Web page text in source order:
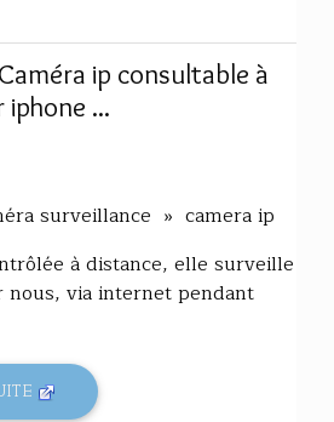
ip consultable à
...
surveillance » camera ip
à distance, elle surveille
nous, via internet pendant